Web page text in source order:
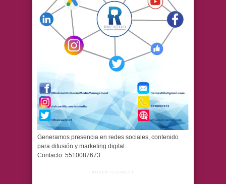
Generamos presencia en redes sociales, contenido
para difusión y marketing digital.
Contacto: 5510087673
ADVERTISEMENT